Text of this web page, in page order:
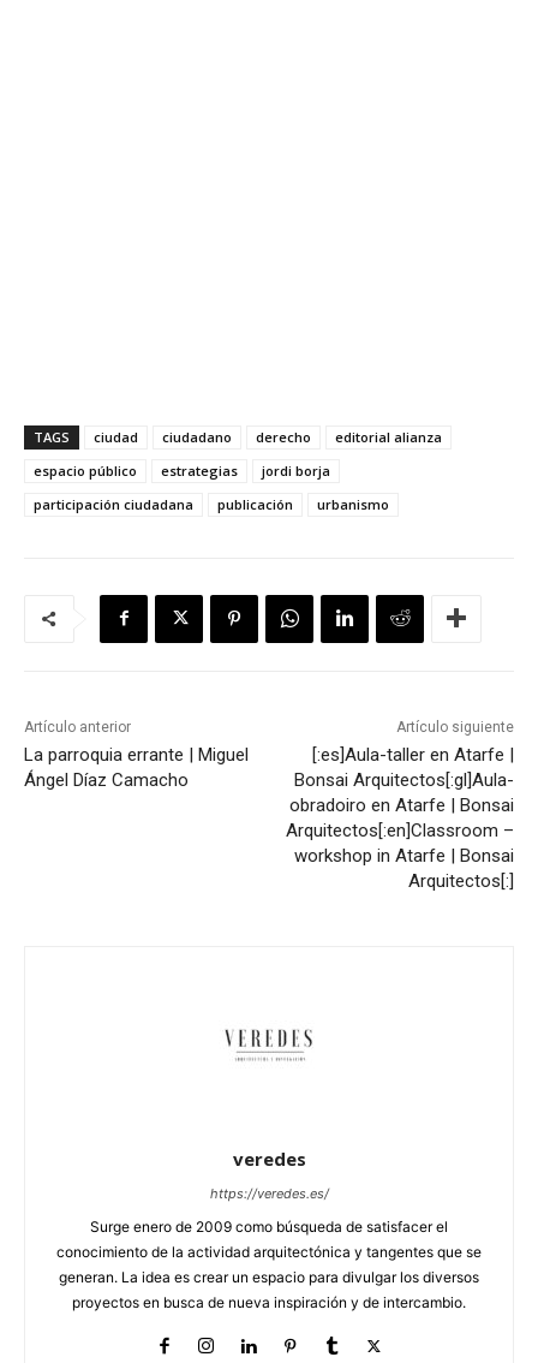
TAGS ciudad ciudadano derecho
editorial alianza
espacio público
estrategias
jordi borja
participación ciudadana
publicación urbanismo
Artículo anterior
La parroquia errante | Miguel
Ángel Díaz Camacho
Artículo siguiente
[:es]Aula-taller en Atarfe |
Bonsai Arquitectos[:gl]Aula-
obradoiro en Atarfe | Bonsai
Arquitectos[:en]Classroom –
workshop in Atarfe | Bonsai
Arquitectos[:]
veredes
https://veredes.es/
Surge enero de 2009 como búsqueda de satisfacer el
conocimiento de la actividad arquitectónica y tangentes que se
generan. La idea es crear un espacio para divulgar los diversos
proyectos en busca de nueva inspiración y de intercambio.